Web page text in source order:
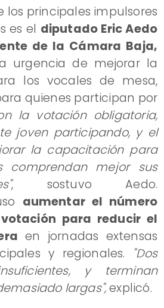
los principales impulsores
es el diputado Eric Aedo
de la Cámara Baja,
urgencia de mejorar la
los vocales de mesa,
quienes participan por
la votación obligatoria,
joven participando, y el
la capacitación para
comprendan mejor sus
, sostuvo Aedo.
aumentar el número
para reducir el
en jornadas extensas
y regionales.
"Dos
y terminan
largas",explicó.